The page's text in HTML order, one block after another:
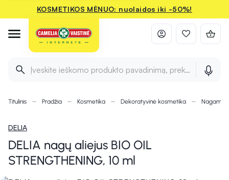
KOSMETIKOS MĖNUO: nuolaidos iki -50%!
Įveskite ieškomo produkto pavadinimą, prekės ženklą ir
Titulinis Pradžia Kosmetika Dekoratyvinė kosmetika Nagams
DELIA
DELIA nagų aliejus BIO OIL
STRENGTHENING, 10 ml